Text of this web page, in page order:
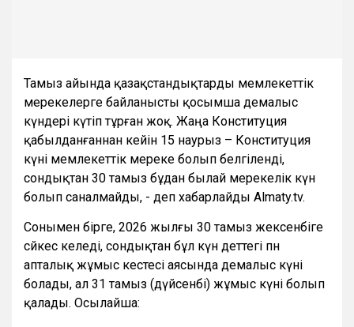
Тамыз айында қазақстандықтарды мемлекеттік
мерекелерге байланысты қосымша демалыс
күндері күтіп тұрған жоқ. Жаңа Конституция
қабылданғаннан кейін 15 наурыз – Конституция
күні мемлекеттік мереке болып белгіленді,
сондықтан 30 тамыз бұдан былай мерекелік күн
болып саналмайды, - деп хабарлайды Almaty.tv.
Сонымен бірге, 2026 жылғы 30 тамыз жексенбіге
сәйкес келеді, сондықтан бұл күн әдеттегі пән
апталық жұмыс кестесі аясында демалыс күні
болады, ал 31 тамыз (дүйсенбі) жұмыс күні болып
қалады. Осылайша: